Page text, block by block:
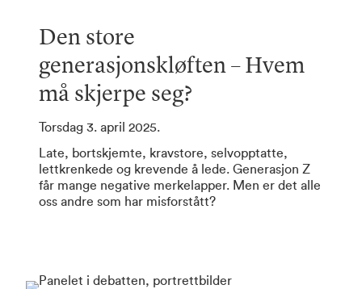
Den store
generasjonskløften – Hvem
må skjerpe seg?
Torsdag 3. april 2025.
Late, bortskjemte, kravstore, selvopptatte,
lettkrenkede og krevende å lede. Generasjon Z
får mange negative merkelapper. Men er det alle
oss andre som har misforstått?